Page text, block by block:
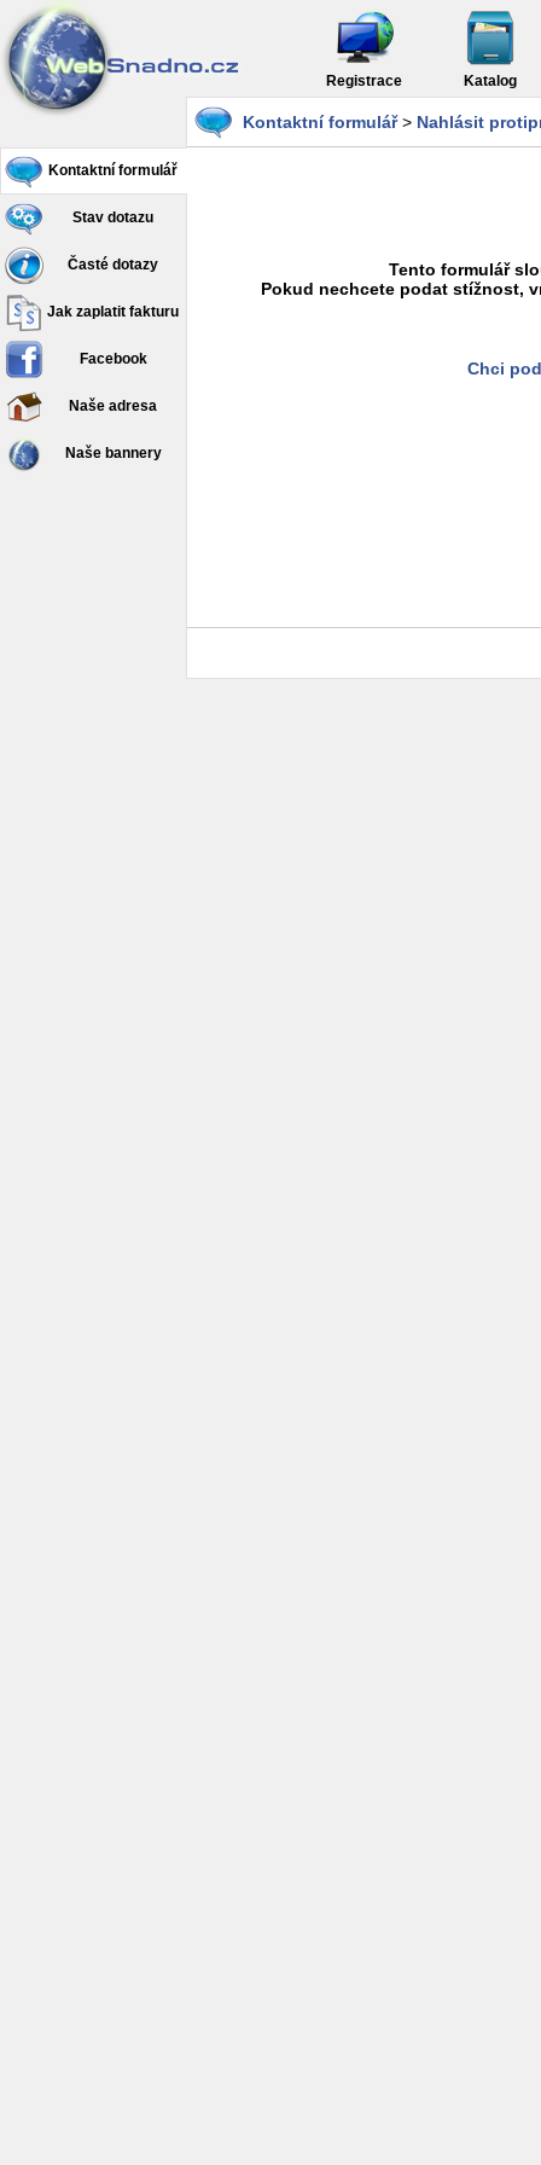
Registrace Katalog
Kontaktní formulář
Stav dotazu
Časté dotazy
Jak zaplatit fakturu
Facebook
Naše adresa
Naše bannery
Kontaktní formulář> Nahlásit
Tento formulář
Pokud nechcete podat stížnost,
Chci